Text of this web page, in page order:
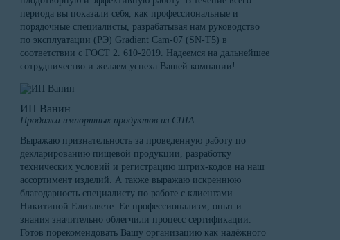
периода вы показали себя, как профессиональные и
порядочные специалисты, разрабатывая нам руководство
по эксплуатации (РЭ) Gradient Cam-07 (SN-T5) в
соответствии с ГОСТ 2. 610-2019. Надеемся на дальнейшее
сотрудничество и желаем успеха Вашей компании!
ИП Ванин
Продажа импортных продуктов из США
Выражаю признательность за проведенную работу по
декларированию пищевой продукции, разработку
технических условий и регистрацию штрих-кодов на наш
ассортимент изделий. А также выражаю искреннюю
благодарность специалисту по работе с клиентами
Никитиной Елизавете. Ее профессионализм, опыт и
знания значительно облегчили процесс сертификации.
Готов порекомендовать Вашу организацию как надёжного